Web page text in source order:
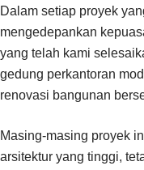
Dalam setiap proyek
mengedepankan
yang telah kami
gedung perkantoran
renovasi bangunan
Masing-masing proyek
arsitektur yang tinggi,